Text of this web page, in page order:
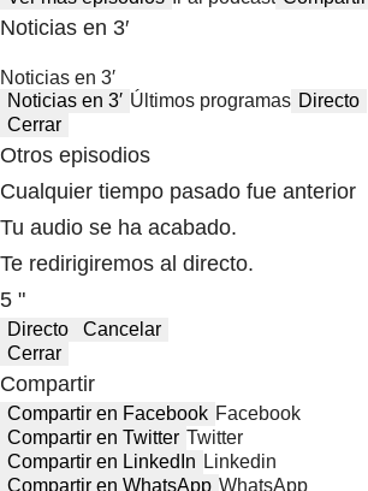
Noticias en 3′
Noticias en 3′
Noticias en 3′ Últimos programas Directo
Cerrar
Otros episodios
Cualquier tiempo pasado fue anterior
Tu audio se ha acabado.
Te redirigiremos al directo.
5 "
Directo
Cancelar
Cerrar
Compartir
Compartir en Facebook Facebook
Compartir en Twitter Twitter
Compartir en LinkedIn Linkedin
Compartir en WhatsApp WhatsApp